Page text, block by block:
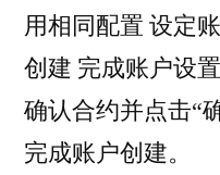
用相同配置 设定
创建 完成账户设
确认合约并点击“
完成账户创建。